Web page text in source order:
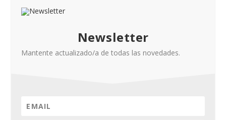
Newsletter
Mantente actualizado/a de todas las novedades.